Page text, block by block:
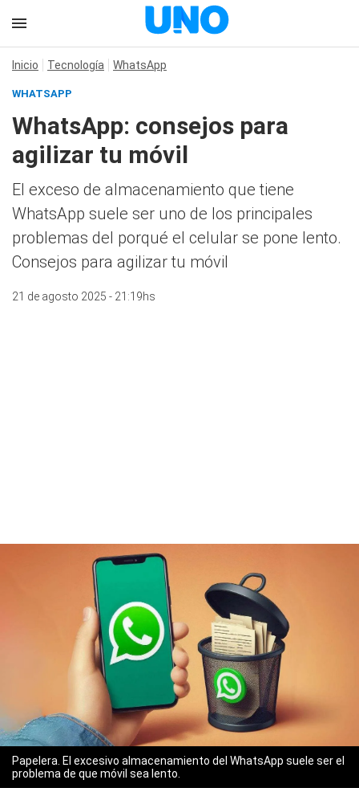
Inicio Tecnología WhatsApp
WHATSAPP
WhatsApp: consejos para
agilizar tu móvil
El exceso de almacenamiento que tiene
WhatsApp suele ser uno de los principales
problemas del porqué el celular se pone lento.
Consejos para agilizar tu móvil
21 de agosto 2025 - 21:19hs
Papelera. El excesivo almacenamiento del WhatsApp suele ser el
problema de que móvil sea lento.